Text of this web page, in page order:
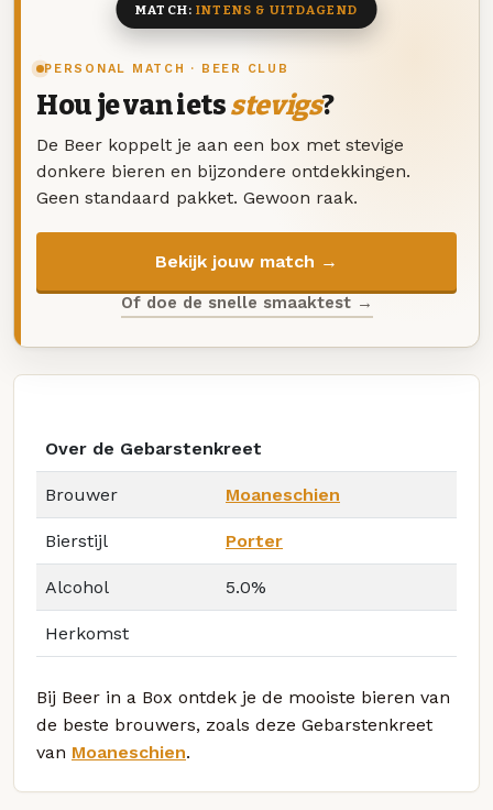
PERSONAL MATCH · BEER CLUB
Hou je van ietsstevigs?
De Beer koppelt je aan een box met stevige
donkere bieren en bijzondere ontdekkingen.
Geen standaard pakket. Gewoon raak.
Bekijk jouw match →
Of doe de snelle smaaktest →
MATCH:INTENS & UITDAGEND
Over de Gebarstenkreet
Brouwer Moaneschien
Bierstijl Porter
Alcohol 5.0%
Herkomst
Bij Beer in a Box ontdek je de mooiste bieren van
de beste brouwers, zoals deze Gebarstenkreet
van Moaneschien.